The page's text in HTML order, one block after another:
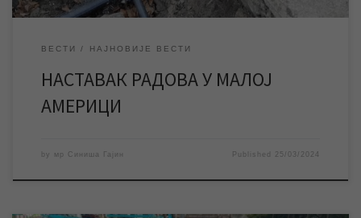
ВЕСТИ НАЈНОВИЈЕ ВЕСТИ
НАСТАВАК РАДОВА У МАЛОЈ
АМЕРИЦИ
by мр Синиша Гајин Published 25/03/2024